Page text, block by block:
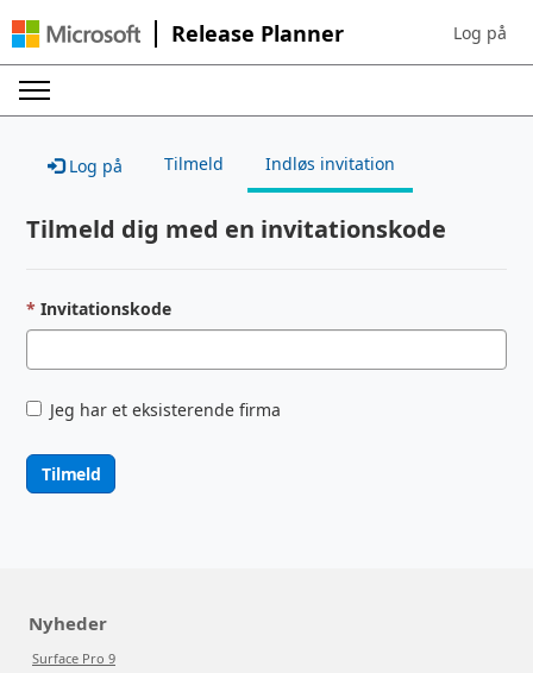
Release Planner Sign in to
Log på
Log på Tilmeld Indløs invitation
Tilmeld dig med en invitationskode
Invitationskode
Jeg har et eksisterende firma
Tilmeld
Nyheder
Surface Pro 9